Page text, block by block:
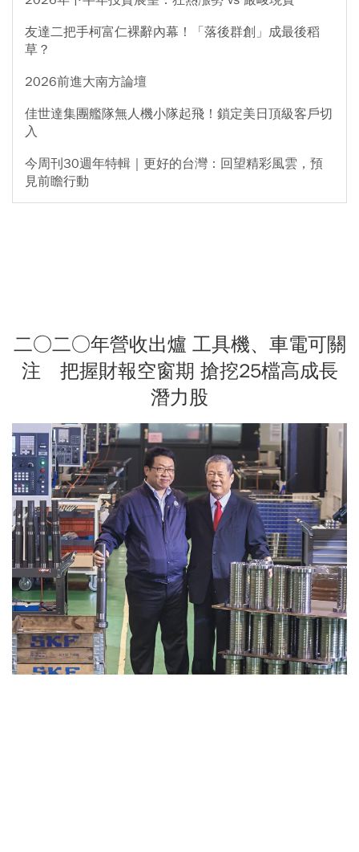
友達二把手柯富仁裸辭內幕！「落後群創」成最後稻
草？
2026前進大南方論壇
佳世達集團艦隊無人機小隊起飛！鎖定美日頂級客戶切
入
今周刊30週年特輯｜更好的台灣：回望精彩風雲，預
見前瞻行動
二○二○年營收出爐 工具機、車電可關
注 把握財報空窗期 搶挖25檔高成長
潛力股